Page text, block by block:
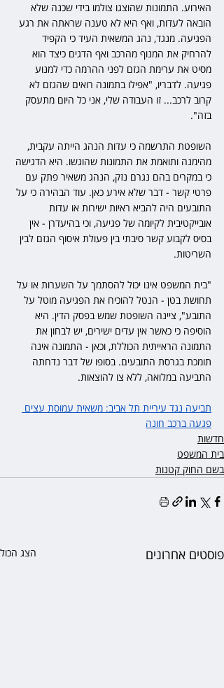
האירוע. התמונות שהוצגו צולמו בידי שכנה שלא
הובאה לעדות, ואף היא לא טענה שראתה את רגע
הפגיעה. מנגד, נהג המשאית העיד כי הקפיד
להרחיק את המנוף מהרכב ואף הדגים כיצד הוא
מסיט את ערימת הגזם לפני ההרמה כדי למנוע
פגיעה. לדבריו, "אפילו בתמונה רואים שהגזם לא
קרוב לרכב... זו העבודה שלי, אני כל היום מתעסק
בזה".
השופטת התרשמה כי עדות הנהג הייתה עקבית,
מהימנה ותואמת את התמונות שהוגשו. היא הדגישה
כי במקרים בהם נגרם נזק, הנהג משאיר פתק עם
פרטי קשר - דבר שלא אירע כאן. עוד הבהירה כי על
התובעים היה להביא ראיות ישירות או עדות
אובייקטיבית לקיומה של פגיעה, וכי בהיעדרן - אין
בסיס לקבוע קשר סיבתי בין פעולת איסוף הגזם לבין
השריטות.
"בית המשפט אינו יכול להסתמך על השערות או על
תחושת בטן - הנטל להוכיח את הפגיעה מוטל על
התובע", ציינה השופטת שמש בפסק הדין. היא
הוסיפה כי כאשר אין עדים ישירים, יש לבחון את
התמונה הראייתית הכוללת, וכאן - התמונה אינה
תומכת בגרסת התובעים. בסופו של דבר נדחתה
התביעה במלואה, ללא צו להוצאות.
תביעה נגד עיריית תל אביב: משאית עמוסת עצים
פגעה ברכב חונה
חדשות
בית המשפט
בשם החוק קטנות
פוסטים אחרונים הצג הכול